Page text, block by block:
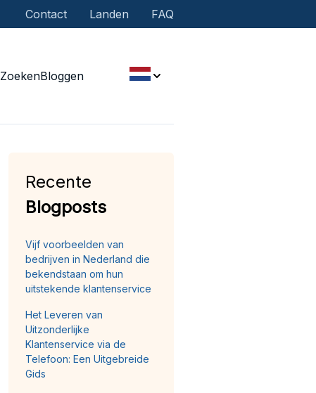
Contact Landen FAQ
ZoekenBloggen
Recente
Blogposts
Vijf voorbeelden van
bedrijven in Nederland die
bekendstaan om hun
uitstekende klantenservice
Het Leveren van
Uitzonderlijke
Klantenservice via de
Telefoon: Een Uitgebreide
Gids